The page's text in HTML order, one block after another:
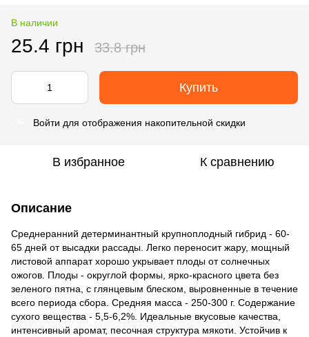
В наличии
25.4 грн 33.8 грн
Купить
Войти для отображения накопительной скидки
В избранное К сравнению
Описание
Среднеранний детерминантный крупноплодный гибрид - 60-
65 дней от высадки рассады. Легко переносит жару, мощный
листовой аппарат хорошо укрывает плоды от солнечных
ожогов. Плоды - округлой формы, ярко-красного цвета без
зеленого пятна, с глянцевым блеском, выровненные в течение
всего периода сбора. Средняя масса - 250-300 г. Содержание
сухого вещества - 5,5-6,2%. Идеальные вкусовые качества,
интенсивный аромат, песочная структура мякоти. Устойчив к